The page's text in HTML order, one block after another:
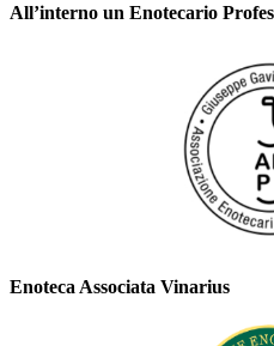
All’interno un Enotecario
Enoteca Associata Vinarius